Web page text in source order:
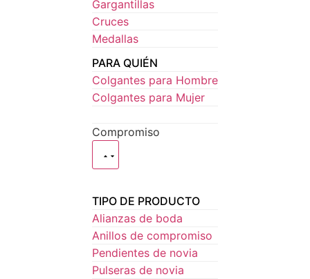
Gargantillas
Cruces
Medallas
PARA QUIÉN
Colgantes para Hombre
Colgantes para Mujer
Compromiso
TIPO DE PRODUCTO
Alianzas de boda
Anillos de compromiso
Pendientes de novia
Pulseras de novia